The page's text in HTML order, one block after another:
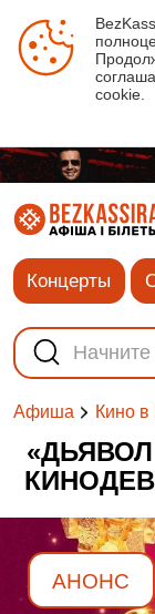
cookie.
Концерты
Афиша Кино в
«ДЬЯВОЛ
АНОНС